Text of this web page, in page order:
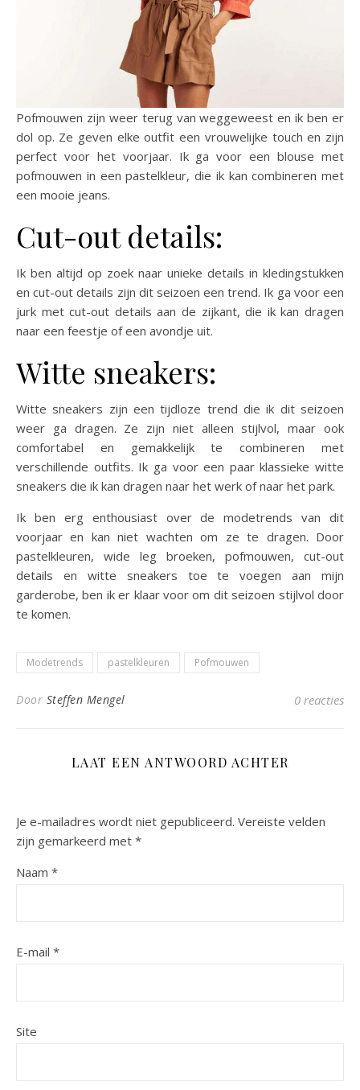
Pofmouwen zijn weer terug van weggeweest en ik ben er
dol op. Ze geven elke outfit een vrouwelijke touch en zijn
perfect voor het voorjaar. Ik ga voor een blouse met
pofmouwen in een pastelkleur, die ik kan combineren met
een mooie jeans.
Cut-out details:
Ik ben altijd op zoek naar unieke details in kledingstukken
en cut-out details zijn dit seizoen een trend. Ik ga voor een
jurk met cut-out details aan de zijkant, die ik kan dragen
naar een feestje of een avondje uit.
Witte sneakers:
Witte sneakers zijn een tijdloze trend die ik dit seizoen
weer ga dragen. Ze zijn niet alleen stijlvol, maar ook
comfortabel en gemakkelijk te combineren met
verschillende outfits. Ik ga voor een paar klassieke witte
sneakers die ik kan dragen naar het werk of naar het park.
Ik ben erg enthousiast over de modetrends van dit
voorjaar en kan niet wachten om ze te dragen. Door
pastelkleuren, wide leg broeken, pofmouwen, cut-out
details en witte sneakers toe te voegen aan mijn
garderobe, ben ik er klaar voor om dit seizoen stijlvol door
te komen.
Modetrends pastelkleuren Pofmouwen
Door Steffen Mengel 0 reacties
LAAT EEN ANTWOORD ACHTER
Je e-mailadres wordt niet gepubliceerd. Vereiste velden
zijn gemarkeerd met *
Naam *
E-mail *
Site